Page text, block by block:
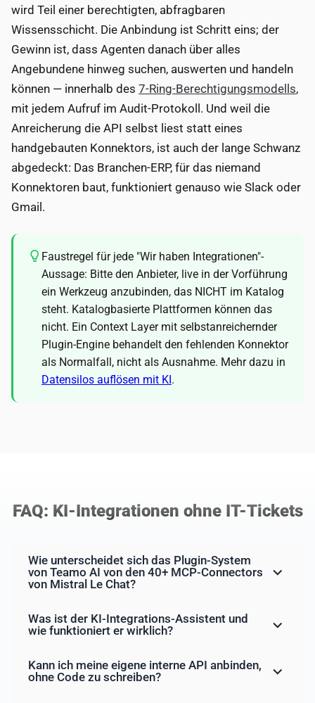
wird Teil einer berechtigten, abfragbaren
Wissensschicht. Die Anbindung ist Schritt eins; der
Gewinn ist, dass Agenten danach über alles
Angebundene hinweg suchen, auswerten und handeln
können — innerhalb des 7-Ring-Berechtigungsmodells,
mit jedem Aufruf im Audit-Protokoll. Und weil die
Anreicherung die API selbst liest statt eines
handgebauten Konnektors, ist auch der lange Schwanz
abgedeckt: Das Branchen-ERP, für das niemand
Konnektoren baut, funktioniert genauso wie Slack oder
Gmail.
Faustregel für jede "Wir haben Integrationen"-
Aussage: Bitte den Anbieter, live in der Vorführung
ein Werkzeug anzubinden, das NICHT im Katalog
steht. Katalogbasierte Plattformen können das
nicht. Ein Context Layer mit selbstanreichernder
Plugin-Engine behandelt den fehlenden Konnektor
als Normalfall, nicht als Ausnahme. Mehr dazu in
Datensilos auflösen mit KI.
FAQ: KI-Integrationen ohne IT-Tickets
Wie unterscheidet sich das Plugin-System
von Teamo AI von den 40+ MCP-Connectors
von Mistral Le Chat?
Was ist der KI-Integrations-Assistent und
wie funktioniert er wirklich?
Kann ich meine eigene interne API anbinden,
ohne Code zu schreiben?